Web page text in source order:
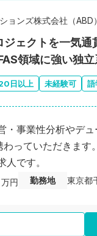
ョンズ株式会社（ABD）
ジェクトを一気
領域に強い独
日以上 未経験可 語
・事業性分析やデ
っていただきま
です。
万円 勤務地 東京都